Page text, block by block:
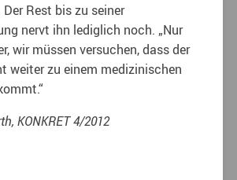
Rest bis zu seiner
nervt ihn lediglich noch. „Nur
wir müssen versuchen, dass der
weiter zu einem medizinischen
KONKRET 4/2012